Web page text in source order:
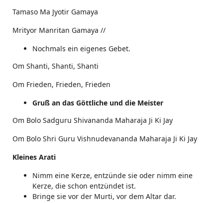
Tamaso Ma Jyotir Gamaya
Mrityor Manritan Gamaya //
Nochmals ein eigenes Gebet.
Om Shanti, Shanti, Shanti
Om Frieden, Frieden, Frieden
Gruß an das Göttliche und die Meister
Om Bolo Sadguru Shivananda Maharaja Ji Ki Jay
Om Bolo Shri Guru Vishnudevananda Maharaja Ji Ki Jay
Kleines Arati
Nimm eine Kerze, entzünde sie oder nimm eine
Kerze, die schon entzündet ist.
Bringe sie vor der Murti, vor dem Altar dar.